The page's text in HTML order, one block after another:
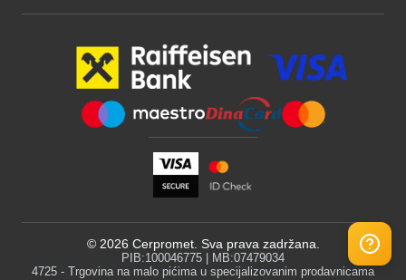
© 2026 Cerpromet. Sva prava zadržana.
PIB:100046775 | MB:07479034
4725 - Trgovina na malo pićima u specijalizovanim prodavnicama